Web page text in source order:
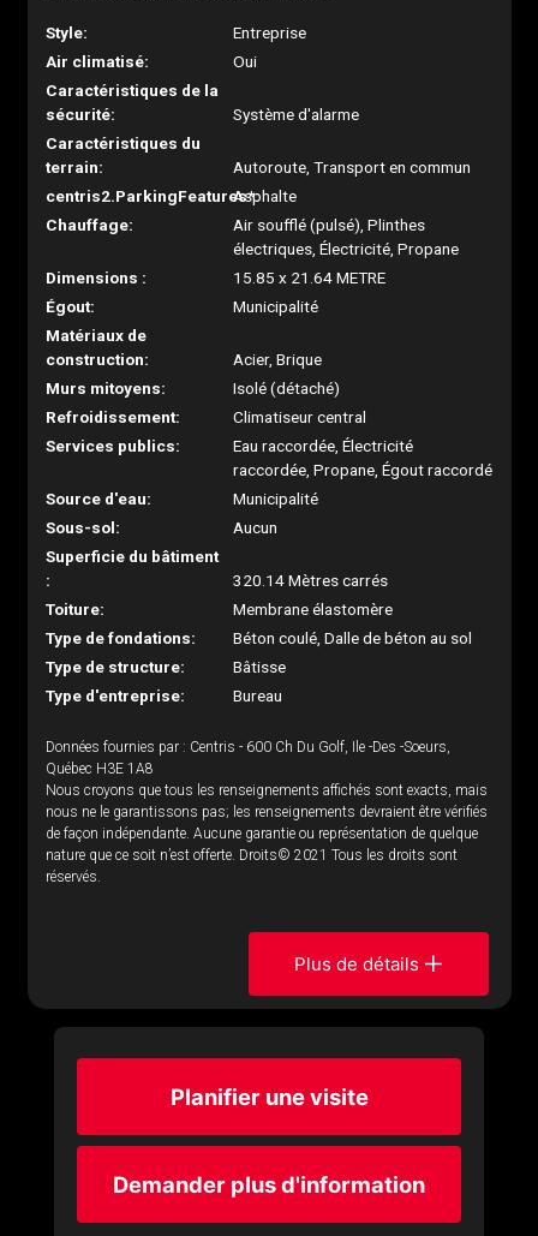
Style:
Entreprise
Air climatisé:
Oui
Caractéristiques de la
sécurité:
Système d'alarme
Caractéristiques du
terrain:
Autoroute, Transport en commun
centris2.ParkingFeatures*:Asphalte
Chauffage:
Air soufflé (pulsé), Plinthes
électriques, Électricité, Propane
Dimensions :
15.85 x 21.64 METRE
Égout:
Municipalité
Matériaux de
construction:
Acier, Brique
Murs mitoyens:
Isolé (détaché)
Refroidissement:
Climatiseur central
Services publics:
Eau raccordée, Électricité
raccordée, Propane, Égout raccordé
Source d'eau:
Municipalité
Sous-sol:
Aucun
Superficie du bâtiment
:
320.14 Mètres carrés
Toiture:
Membrane élastomère
Type de fondations:
Béton coulé, Dalle de béton au sol
Type de structure:
Bâtisse
Type d'entreprise:
Bureau
Données fournies par : Centris - 600 Ch Du Golf, Ile -Des -Soeurs,
Québec H3E 1A8
Nous croyons que tous les renseignements affichés sont exacts, mais
nous ne le garantissons pas; les renseignements devraient être vérifiés
de façon indépendante. Aucune garantie ou représentation de quelque
nature que ce soit n’est offerte. Droits© 2021 Tous les droits sont
réservés.
Plus de détails
Planifier une visite
Demander plus d'information